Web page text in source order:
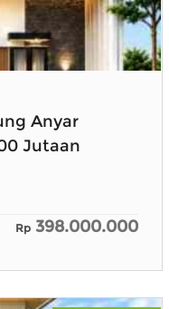
Anyar
Jutaan
Rp 398.000.000